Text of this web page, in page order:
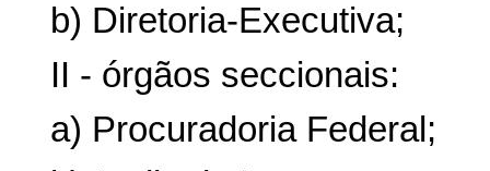
b) Diretoria-Executiva;
II - órgãos seccionais:
a) Procuradoria Federal;